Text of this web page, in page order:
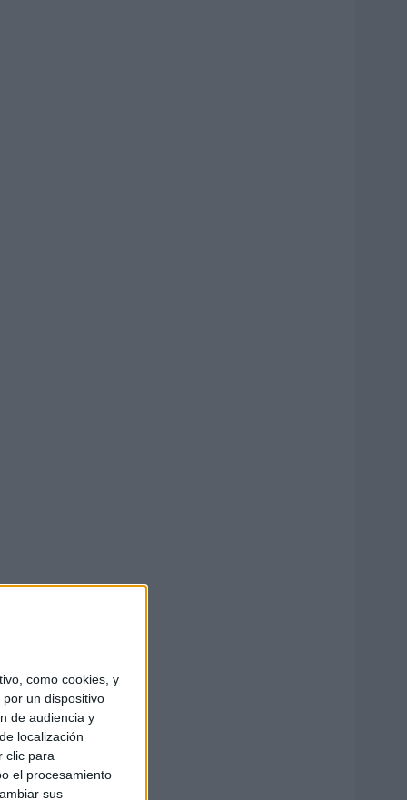
como cookies, y
un dispositivo
de audiencia y
localización
clic para
el procesamiento
sus